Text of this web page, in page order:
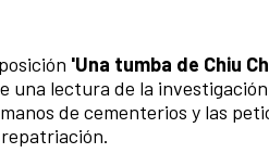
'Una tumba de Chiu
una lectura de la
de cementerios y las